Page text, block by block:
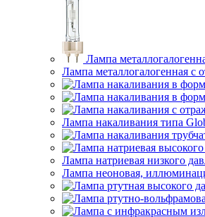
Лампа
Лампа металлогалогенная с
Лампа накаливания типа
Лампа натриевая низкого
Лампа неоновая,